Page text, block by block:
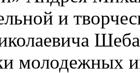
и
молодежных